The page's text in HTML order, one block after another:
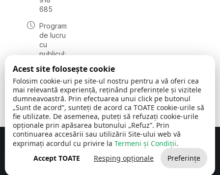
685
Program
de lucru
cu
publicul:
08:00 -
16:30
, vineri:
08:00 -
14:00
Comuna Cerchezu © 2026Toate drepturile rezervate
Concept realizat de Big Media Relații Publice SRL
Acest site folosește cookie
Folosim cookie-uri pe site-ul nostru pentru a vă oferi cea
mai relevantă experiență, reținând preferințele și vizitele
dumneavoastră. Prin efectuarea unui click pe butonul
„Sunt de acord”, sunteți de acord ca TOATE cookie-urile să
fie utilizate. De asemenea, puteți să refuzați cookie-urile
opționale prin apăsarea butonului „Refuz”. Prin
continuarea accesării sau utilizării Site-ului web vă
exprimați acordul cu privire la Termeni și Condiții.
Accept TOATE
Resping opționale Preferințe